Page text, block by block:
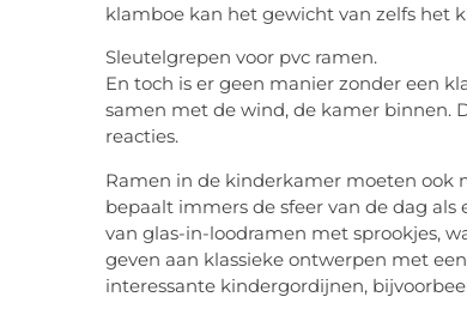
klamboe kan het gewicht van zelfs het
Sleutelgrepen voor pvc ramen.
En toch is er geen manier zonder een
samen met de wind, de kamer binnen.
reacties.
Ramen in de kinderkamer moeten ook
bepaalt immers de sfeer van de dag
van glas-in-loodramen met sprookjes,
geven aan klassieke ontwerpen met
interessante kindergordijnen,